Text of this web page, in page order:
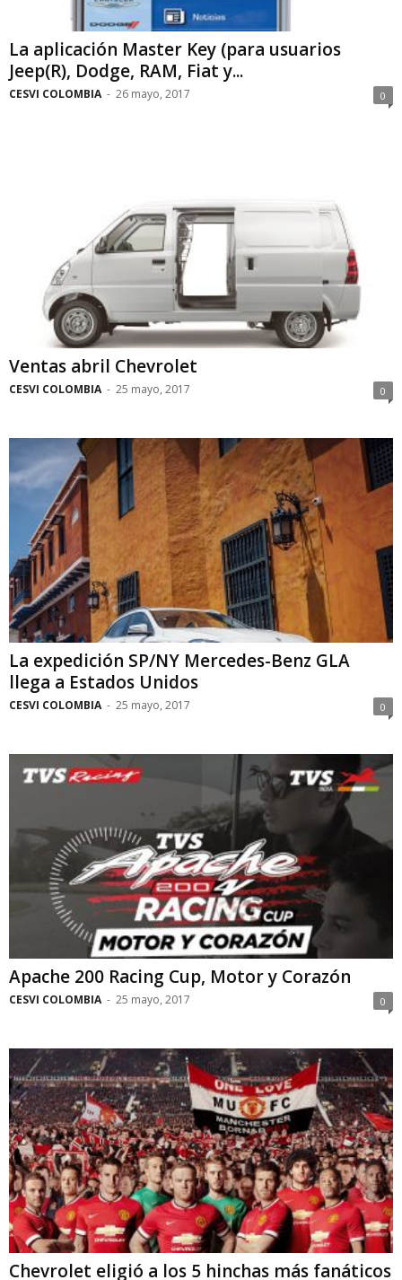
La aplicación Master Key (para usuarios
Jeep(R), Dodge, RAM, Fiat y...
CESVI COLOMBIA - 26 mayo, 2017 0
Ventas abril Chevrolet
CESVI COLOMBIA - 25 mayo, 2017 0
La expedición SP/NY Mercedes-Benz GLA
llega a Estados Unidos
CESVI COLOMBIA - 25 mayo, 2017 0
Apache 200 Racing Cup, Motor y Corazón
CESVI COLOMBIA - 25 mayo, 2017 0
Chevrolet eligió a los 5 hinchas más fanáticos